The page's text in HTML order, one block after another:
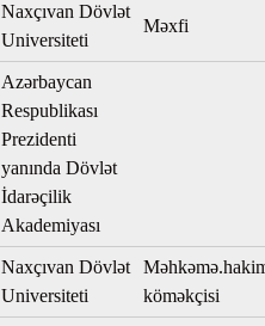
Naxçıvan Dövlət
Universiteti
Məxfi
Azərbaycan
Respublikası
Prezidenti
yanında Dövlət
İdarəçilik
Akademiyası
Naxçıvan Dövlət
Universiteti
köməkçisi